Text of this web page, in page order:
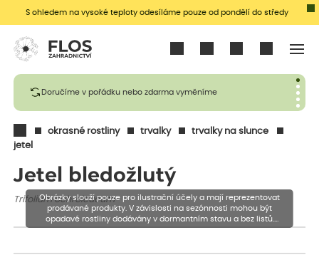
S ohledem na vysoké teploty odesíláme pouze od pondělí do středy
Doručíme v pořádku nebo zdarma vyměníme
okrasné rostliny trvalky
trvalky na slunce
jetel
Jetel bledožlutý
Trifolium ochroleucum
Obrázky slouží pouze pro ilustrační účely a mají reprezentovat
prodávané produkty. V závislosti na sezónnosti mohou být
opadavé rostliny dodávány v dormantním stavu a bez listů.
Rostliny mohou být také sestřiženy níže, než je uvedená výška,